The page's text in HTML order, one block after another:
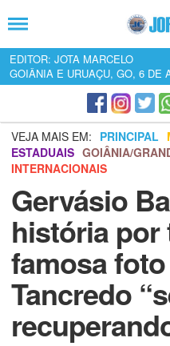
EDITOR: JOTA MARCELO
GOIÂNIA E URUAÇU, GO, 6 DE
VEJA MAIS EM: PRINCIPAL
ESTADUAIS GOIÂNIA/
INTERNACIONAIS
Gervásio
história por
famosa
Tancredo